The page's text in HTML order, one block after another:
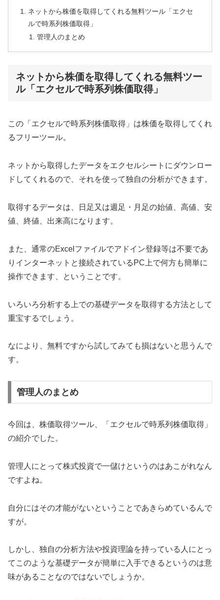
ネットから株価を取得してくれる無料ツール「エクセ
ルで時系列株価取得」
管理人のまとめ
ネットから株価を取得してくれる無料ツー
ル「エクセルで時系列株価取得」
この「エクセルで時系列株価取得」は株価を取得してくれ
るフリーツール。
ネットから取得したデータをエクセルシートにダウンロー
ドしてくれるので、それを使って独自の分析ができます。
取得するデータは、日足又は週足・月足の始値、高値、安
値、終値、出来高になります。
また、通常のExcelファイルでアドイン登録等は不要であ
りインターネットと接続されているPC上で何方も簡単に
操作できます、ということです。
いろいろ分析する上での基礎データを取得する方法として
重宝するでしょう。
なにより、無料ですから試してみても損はないと思うんで
す。
管理人のまとめ
今回は、株価取得ツール、「エクセルで時系列株価取得」
の紹介でした。
管理人にとって株式投資で一儲けというのはあこがれなん
ですよね。
自分にはその才能がないということであきらめているんで
すが。
しかし、独自の分析方法や投資理論を持っている人にとっ
てこのような基礎データが簡単に入手できるというのは意
味があることなのではないでしょうか。